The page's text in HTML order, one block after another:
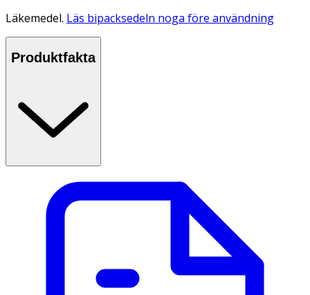
Läkemedel. Läs bipacksedeln noga före användning
Produktfakta